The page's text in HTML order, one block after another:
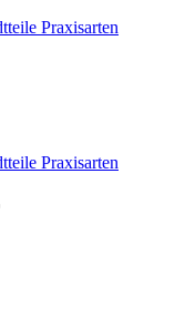
Praxisarten
Praxisarten